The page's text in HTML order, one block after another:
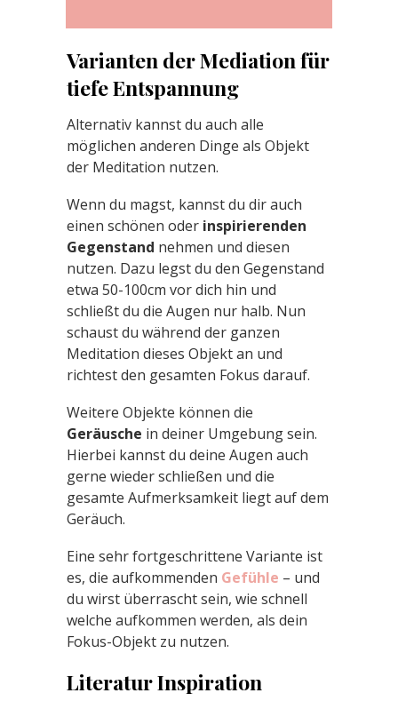
Varianten der Mediation für
tiefe Entspannung
Alternativ kannst du auch alle
möglichen anderen Dinge als Objekt
der Meditation nutzen.
Wenn du magst, kannst du dir auch
einen schönen oder inspirierenden
Gegenstand nehmen und diesen
nutzen. Dazu legst du den Gegenstand
etwa 50-100cm vor dich hin und
schließt du die Augen nur halb. Nun
schaust du während der ganzen
Meditation dieses Objekt an und
richtest den gesamten Fokus darauf.
Weitere Objekte können die
Geräusche in deiner Umgebung sein.
Hierbei kannst du deine Augen auch
gerne wieder schließen und die
gesamte Aufmerksamkeit liegt auf dem
Geräuch.
Eine sehr fortgeschrittene Variante ist
es, die aufkommenden Gefühle – und
du wirst überrascht sein, wie schnell
welche aufkommen werden, als dein
Fokus-Objekt zu nutzen.
Literatur Inspiration